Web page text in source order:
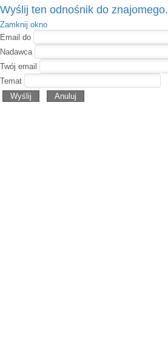
Wyślij ten odnośnik do znajomego.
Zamknij okno
Email do
Nadawca
Twój email
Temat
Wyślij
Anuluj